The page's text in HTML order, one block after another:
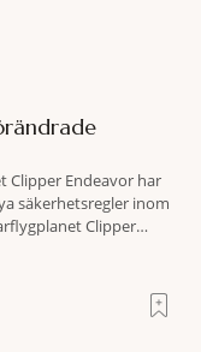
Clipper Endeavor har
säkerhetsregler inom
Clipper